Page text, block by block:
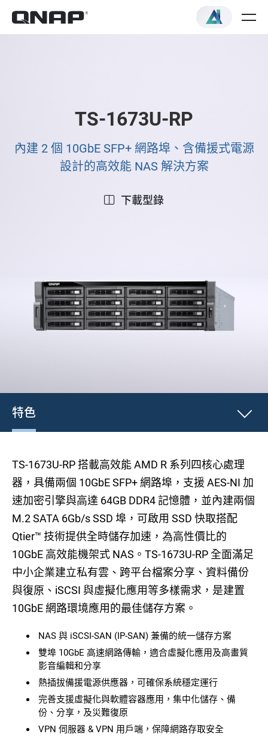
TS-1673U-RP
內建 2 個 10GbE SFP+ 網路埠、含備援式電源
設計的高效能 NAS 解決方案
下載型錄
特色
TS-1673U-RP 搭載高效能 AMD R 系列四核心處理
器，具備兩個 10GbE SFP+ 網路埠，支援 AES-NI 加
速加密引擎與高達 64GB DDR4 記憶體，並內建兩個
M.2 SATA 6Gb/s SSD 埠，可啟用 SSD 快取搭配
Qtier™ 技術提供全時儲存加速，為高性價比的
10GbE 高效能機架式 NAS。TS-1673U-RP 全面滿足
中小企業建立私有雲、跨平台檔案分享、資料備份
與復原、iSCSI 與虛擬化應用等多樣需求，是建置
10GbE 網路環境應用的最佳儲存方案。
NAS 與 iSCSI-SAN (IP-SAN) 兼備的統一儲存方案
雙埠 10GbE 高速網路傳輸，適合虛擬化應用及高畫質
影音編輯和分享
熱插拔備援電源供應器，可確保系統穩定運行
完善支援虛擬化與軟體容器應用，集中化儲存、備
份、分享，及災難復原
VPN 伺服器 & VPN 用戶端，保障網路存取安全